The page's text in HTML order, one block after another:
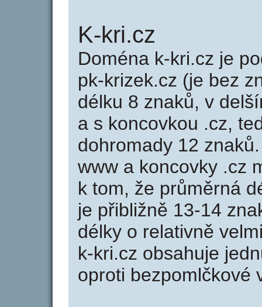
K-kri.cz
Doména k-kri.cz je
pk-krizek.cz (je bez
délku 8 znaků, v
a s koncovkou .cz,
dohromady 12
www a koncovky .cz
k tom, že průměrná
je přibližně 13-14
délky o relativně
k-kri.cz obsahuje
oproti bezpomlčkové